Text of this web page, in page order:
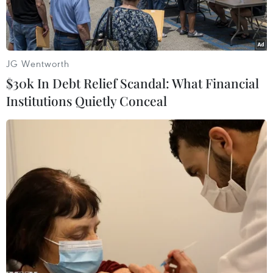
Hàng phế liệu nhập về cảng Cát Lái. (Ảnh: TTXVN phát)
Cục Xuất Nhập khẩu (Bộ Công Thương) cho biết,
Bộ trưởng Bộ Công Thương Trần Tuấn Anh vừa
JG Wentworth
$30k In Debt Relief Scandal: What Financial
Institutions Quietly Conceal